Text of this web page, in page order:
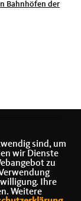
Bahnhöfen der
sind, um
wir Dienste
zu
Ihre
Weitere